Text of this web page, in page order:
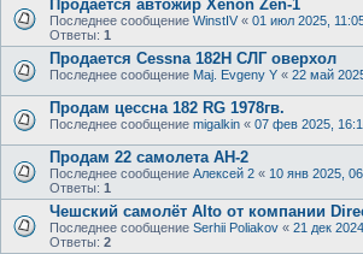
Продается автожир Xenon Zen-1
Последнее сообщение WinstIV « 01 июл 2025,
Ответы: 1
Продается Cessna 182H СЛГ оверхол
Последнее сообщение Maj. Evgeny Y « 22 май
Продам цессна 182 RG 1978гв.
Последнее сообщение migalkin « 07 фев 2025,
Продам 22 самолета АН-2
Последнее сообщение Алексей 2 « 10 янв 2025,
Ответы: 1
Чешский самолёт Alto от компании
Последнее сообщение Serhii Poliakov « 21 дек
Ответы: 2